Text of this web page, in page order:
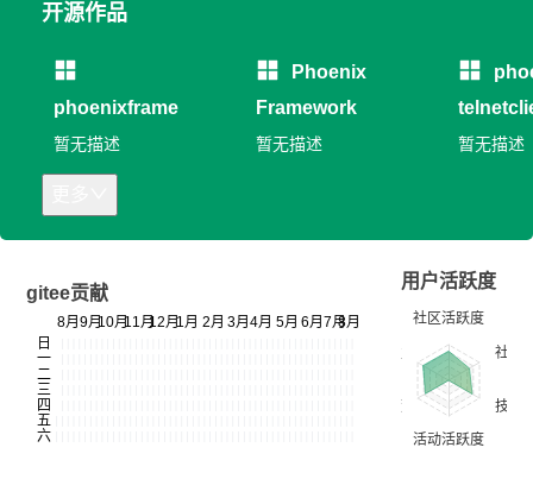
开源作品
phoenixframe
暂无描述
Phoenix
Framework
暂无描述 暂无描述
gitee贡献
用户活跃度